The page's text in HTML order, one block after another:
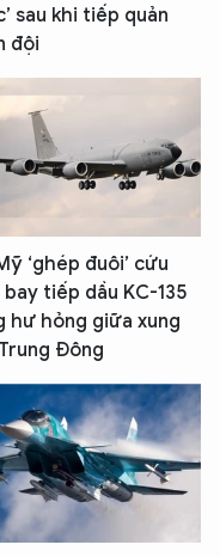
sau khi tiếp quản
đội
‘ghép đuôi’ cứu
bay tiếp dầu KC-135
hư hỏng giữa xung
Đông